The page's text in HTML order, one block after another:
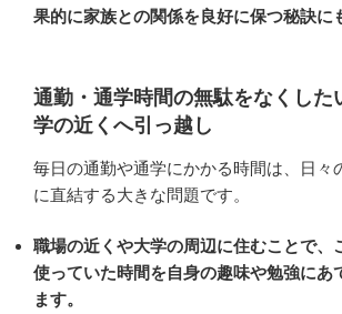
果的に家族との関係を良好に保つ秘訣に
通勤・通学時間の無駄をなくした
学の近くへ引っ越し
毎日の通勤や通学にかかる時間は、日々
に直結する大きな問題です。
職場の近くや大学の周辺に住むことで、
使っていた時間を自身の趣味や勉強にあ
ます。